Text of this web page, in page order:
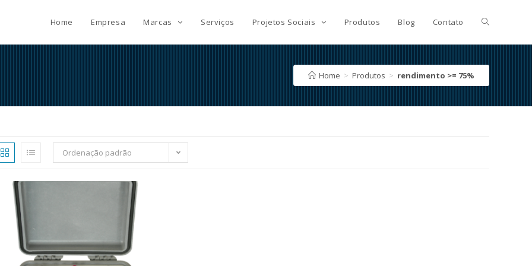
Home Empresa Marcas Serviços Projetos Sociais Produtos Blog Contato
Home > Produtos > rendimento >= 75%
Ordenação padrão